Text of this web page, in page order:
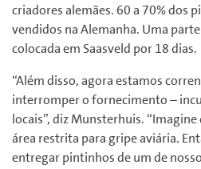
criadores alemães.60 a 70% dos
vendidos na Alemanha. Uma
colocada em Saasveld por 18 dias.
“Além disso, agora estamos
interromper o fornecimento –
locais”, diz Munsterhuis. “Imagine
área restrita para gripe aviária.
entregar pintinhos de um de